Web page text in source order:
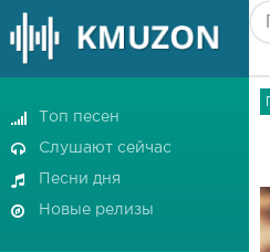
Топ песен
Слушают сейчас
Песни дня
Новые релизы